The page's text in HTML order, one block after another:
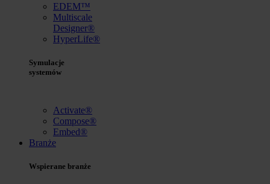
EDEM™
Multiscale
Designer®
HyperLife®
Symulacje
systemów
Activate®
Compose®
Embed®
Branże
Wspierane branże